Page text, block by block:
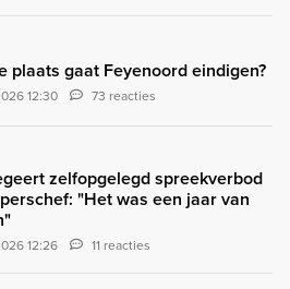
plaats gaat Feyenoord eindigen?
12:30 73 reacties
zelfopgelegd spreekverbod
"Het was een jaar van
12:26 11 reacties